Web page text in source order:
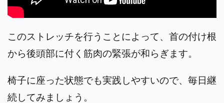
このストレッチを行うことによって、首の付け根
から後頭部に付く筋肉の緊張が和らぎます。
椅子に座った状態でも実践しやすいので、毎日継
続してみましょう。